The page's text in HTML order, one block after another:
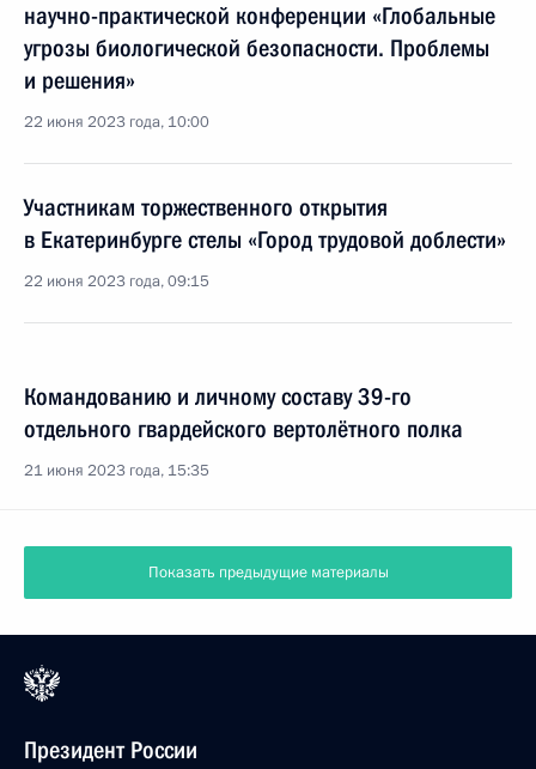
научно-практической конференции «Глобальные
угрозы биологической безопасности. Проблемы
и решения»
22 июня 2023 года, 10:00
Участникам торжественного открытия
в Екатеринбурге стелы «Город трудовой доблести»
22 июня 2023 года, 09:15
Командованию и личному составу 39-го
отдельного гвардейского вертолётного полка
21 июня 2023 года, 15:35
Показать предыдущие материалы
Президент России